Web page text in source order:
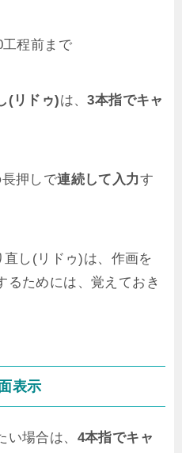
程前まで
(リドゥ)は、3本指でキャ
押しで連続して入力す
し(リドゥ)は、作画を
るためには、覚えておき
表示
場合は、 4本指でキャ